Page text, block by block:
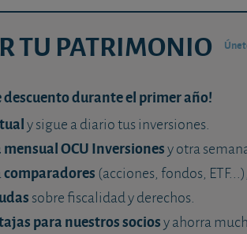
TU PATRIMONIO
descuento durante el primer año!
y sigue a diario tus inversiones.
OCU Inversionesy otra
comparadores (acciones, fondos, ETF...),
sobre fiscalidad y derechos.
para nuestros sociosy ahorra